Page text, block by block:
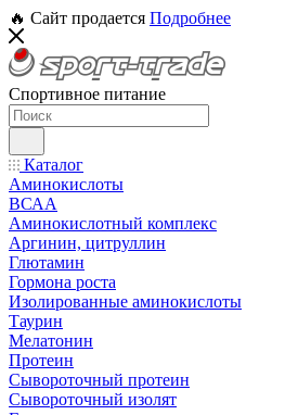
🔥 Сайт продается Подробнее
Спортивное питание
Каталог
Аминокислоты
ВСАА
Аминокислотный комплекс
Аргинин, цитруллин
Глютамин
Гормона роста
Изолированные аминокислоты
Таурин
Мелатонин
Протеин
Сывороточный протеин
Сывороточный изолят